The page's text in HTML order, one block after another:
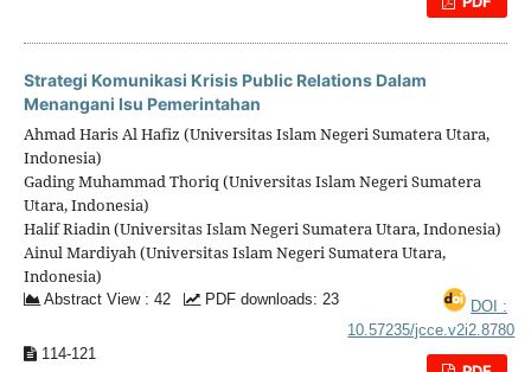
Strategi Komunikasi Krisis Public Relations Dalam
Menangani Isu Pemerintahan
Ahmad Haris Al Hafiz (Universitas Islam Negeri Sumatera Utara,
Indonesia)
Gading Muhammad Thoriq (Universitas Islam Negeri Sumatera
Utara, Indonesia)
Halif Riadin (Universitas Islam Negeri Sumatera Utara, Indonesia)
Ainul Mardiyah (Universitas Islam Negeri Sumatera Utara,
Indonesia)
Abstract View : 42 PDF downloads: 23
DOI :
10.57235/jcce.v2i2.8780
114-121